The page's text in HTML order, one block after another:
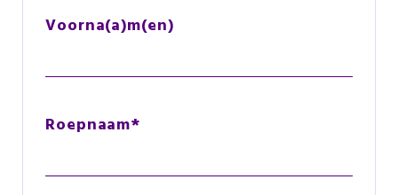
Voorna(a)m(en)
Roepnaam*